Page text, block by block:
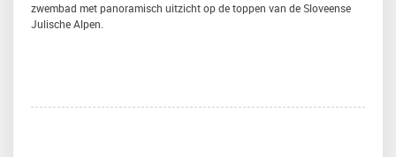
zwembad met panoramisch uitzicht op de toppen van de Sloveense
Julische Alpen.